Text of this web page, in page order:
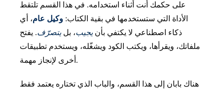
على حكمك أنت أثناء استخدامه. في هذا القسم تلتقط
الأداة التي ستستخدمها في بقية الكتاب: وكيل عام، أي
ذكاء اصطناعي لا يكتفي بأنيجيب، بليتصرّف. يفتح
ملفاتك، ويقرأها، ويكتب الكود ويشغّله، ويستخدم تطبيقات
أخرى لإنجاز مهمة.
هناك بابان إلى هذا القسم، والباب الذي تختاره يعتمد فقط